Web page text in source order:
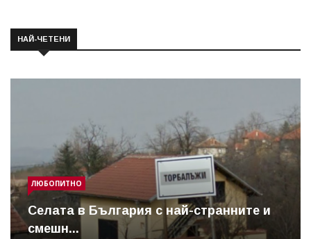
НАЙ-ЧЕТЕНИ
ЛЮБОПИТНО
Cелата в България с най-странните и
смешн...